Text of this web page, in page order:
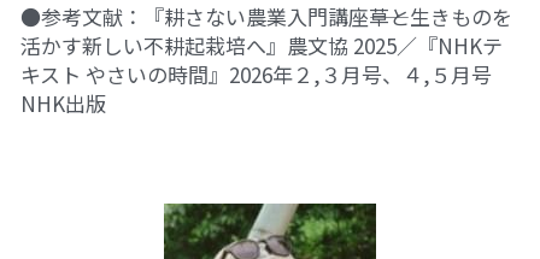
●参考文献：『耕さない農業入門講座――草と生きものを
活かす新しい不耕起栽培へ』農文協 2025／『NHKテ
キスト やさいの時間』2026年２,３月号、４,５月号
NHK出版